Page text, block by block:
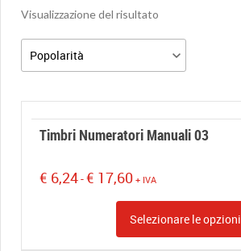
Visualizzazione del risultato
Timbri Numeratori Manuali 03
€ 6,24-€ 17,60Fascia
da
€ 6,24
+ IVA
Selezionare le opzioni